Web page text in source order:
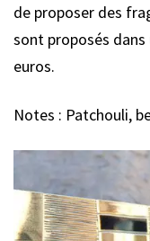
de proposer des
sont proposés dans
euros.
Notes : Patchouli,